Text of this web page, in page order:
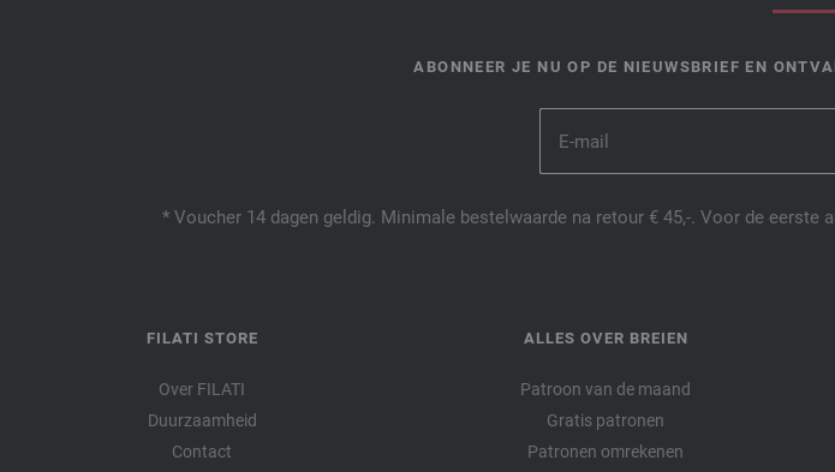
ABONNEER JE NU OP DE NIEUWSBRIEF EN
* Voucher 14 dagen geldig. Minimale bestelwaarde na retour € 45,-. Voor de
FILATI STORE
Over FILATI
Duurzaamheid
Contact
ALLES OVER BREIEN
Patroon van de maand
Gratis patronen
Patronen omrekenen